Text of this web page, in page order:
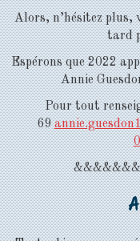
Alors, n’hésitez plus,
tard
Espérons que 2022
Annie
Pour tout
69